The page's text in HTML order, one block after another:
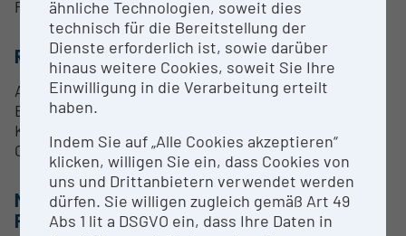
Prof. Dr. Oliver Diwald
RESEARCH SERVICES
Abbildung von Oberflächen und Querschnitten
Elementaranalyse
Kathodolumineszenz
Charakterisierung von Ladungsträgern (EBIC)
METHODEN & EXPERTISE ZUR
FORSCHUNGSINFRASTRUKTUR
ähnliche Technologien, soweit dies
technisch für die Bereitstellung der
Dienste erforderlich ist, sowie darüber
hinaus weitere Cookies, soweit Sie Ihre
Einwilligung in die Verarbeitung erteilt
haben.
Indem Sie auf „Alle Cookies akzeptieren“
klicken, willigen Sie ein, dass Cookies von
uns und Drittanbietern verwendet werden
dürfen. Sie willigen zugleich gemäß Art 49
Abs 1 lit a DSGVO ein, dass Ihre Daten in